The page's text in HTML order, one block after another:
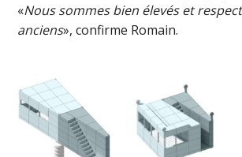
«Nous sommes bien élevés et
anciens», confirme Romain.